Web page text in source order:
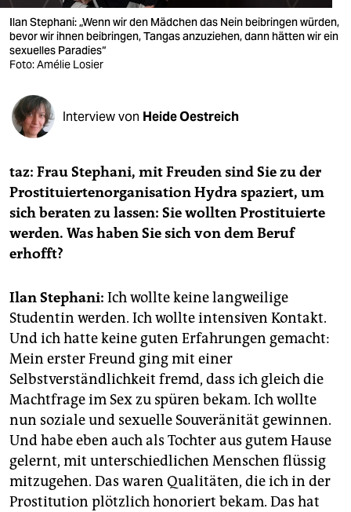
verlag
veranstaltungen
shop
fragen & hilfe
unterstützen
abo
genossenschaft
epaper login
Ilan Stephani: „Wenn wir den Mädchen das Nein beibringen würden,
bevor wir ihnen beibringen, Tangas anzuziehen, dann hätten wir ein
sexuelles Paradies“
Foto: Amélie Losier
Interview von Heide Oestreich
taz: Frau Stephani, mit Freuden sind Sie zu der
Prostituiertenorganisation Hydra spaziert, um
sich beraten zu lassen: Sie wollten Prostituierte
werden. Was haben Sie sich von dem Beruf
erhofft?
Ilan Stephani: Ich wollte keine langweilige
Studentin werden. Ich wollte intensiven Kontakt.
Und ich hatte keine guten Erfahrungen gemacht:
Mein erster Freund ging mit einer
Selbstverständlichkeit fremd, dass ich gleich die
Machtfrage im Sex zu spüren bekam. Ich wollte
nun soziale und sexuelle Souveränität gewinnen.
Und habe eben auch als Tochter aus gutem Hause
gelernt, mit unterschiedlichen Menschen flüssig
mitzugehen. Das waren Qualitäten, die ich in der
Prostitution plötzlich honoriert bekam. Das hat